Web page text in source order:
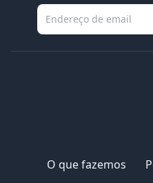
O que fazemos